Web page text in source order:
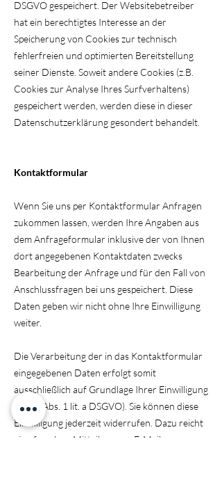
DSGVO gespeichert. Der Websitebetreiber
hat ein berechtigtes Interesse an der
Speicherung von Cookies zur technisch
fehlerfreien und optimierten Bereitstellung
seiner Dienste. Soweit andere Cookies (z.B.
Cookies zur Analyse Ihres Surfverhaltens)
gespeichert werden, werden diese in dieser
Datenschutzerklärung gesondert behandelt.
Kontaktformular
Wenn Sie uns per Kontaktformular Anfragen
zukommen lassen, werden Ihre Angaben aus
dem Anfrageformular inklusive der von Ihnen
dort angegebenen Kontaktdaten zwecks
Bearbeitung der Anfrage und für den Fall von
Anschlussfragen bei uns gespeichert. Diese
Daten geben wir nicht ohne Ihre Einwilligung
weiter.
Die Verarbeitung der in das Kontaktformular
eingegebenen Daten erfolgt somit
ausschließlich auf Grundlage Ihrer Einwilligung
(Art. 6 Abs. 1 lit. a DSGVO). Sie können diese
Einwilligung jederzeit widerrufen. Dazu reicht
eine formlose Mitteilung per E-Mail an uns.